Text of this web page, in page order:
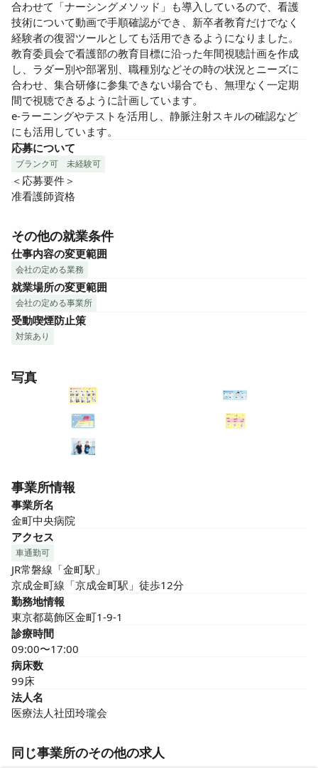
合わせて「ナーシングメソッド」も導入しているので、看護
技術について動画で手順確認ができ、新卒者教育だけでなく
経験者の復習ツールとしても活用できるようになりました。
教育委員会で看護部の教育目標に沿った年間視聴計画を作成
し、ラダー別や部署別、職種別などその時の状況とニーズに
合わせ、集合研修に参集できない場合でも、無理なく一定期
間で視聴できるように計画しています。
e-ラーニングやテストを活用し、静脈注射スキルの確認など
にも活用しています。
応募について
ブランク可 未経験可
＜応募要件＞
准看護師資格
その他の就業条件
仕事内容の変更範囲
会社の定める業務
就業場所の変更範囲
会社の定める事業所
受動喫煙防止策
対策あり
写真
事業所情報
事業所名
金町中央病院
アクセス
車通勤可
JR常磐線「金町駅」
京成金町線「京成金町駅」徒歩12分
勤務地情報
東京都葛飾区金町1-9-1
診療時間
09:00〜17:00
病床数
99床
法人名
医療法人社団玲瓏会
同じ事業所のその他の求人